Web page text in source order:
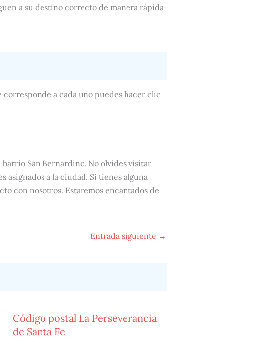
a su destino correcto de manera rápida
corresponde a cada uno puedes hacer clic
San Bernardino. No olvides visitar
asignados a la ciudad. Si tienes alguna
con nosotros. Estaremos encantados de
Entrada siguiente →
Código postal La Perseverancia
de Santa Fe